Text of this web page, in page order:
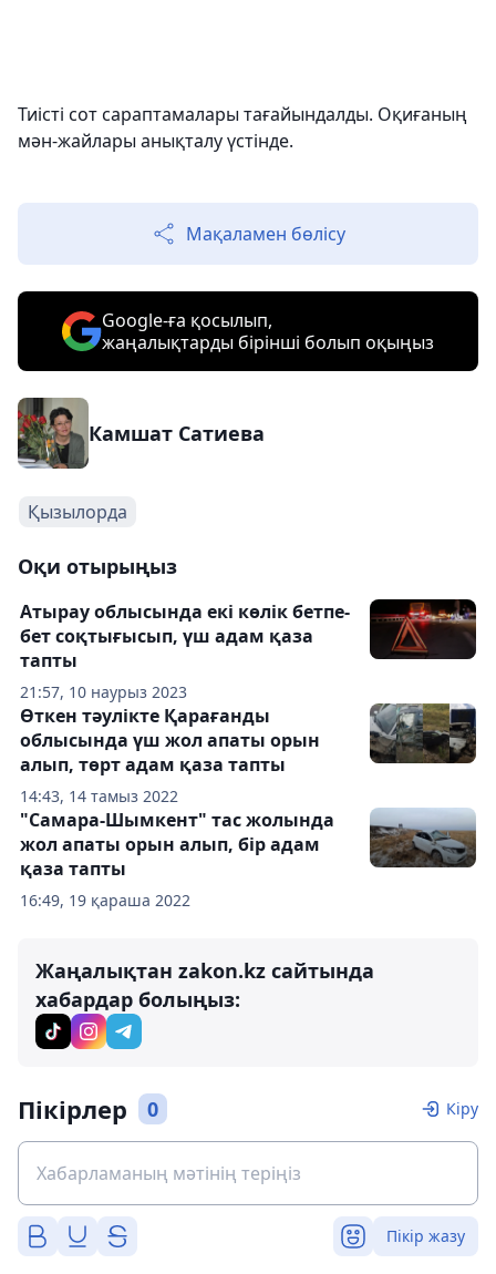
Тиісті сот сараптамалары тағайындалды. Оқиғаның
мән-жайлары анықталу үстінде.
Мақаламен бөлісу
Google-ға қосылып,
жаңалықтарды бірінші болып оқыңыз
Камшат Сатиева
Қызылорда
Оқи отырыңыз
21:57, 10 наурыз 2023
Атырау облысында екі көлік бетпе-
бет соқтығысып, үш адам қаза
тапты
14:43, 14 тамыз 2022
Өткен тәулікте Қарағанды
облысында үш жол апаты орын
алып, төрт адам қаза тапты
16:49, 19 қараша 2022
"Самара-Шымкент" тас жолында
жол апаты орын алып, бір адам
қаза тапты
Жаңалықтан zakon.kz сайтында
хабардар болыңыз:
Пікірлер 0 Кіру
Пікір жазу